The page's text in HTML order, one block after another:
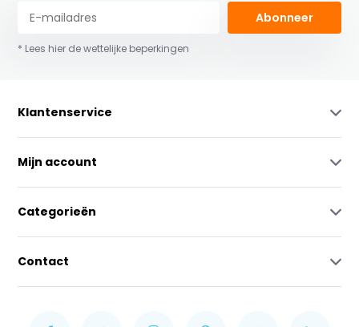
Abonneer
* Lees hier de wettelijke beperkingen
Klantenservice
Mijn account
Categorieën
Contact